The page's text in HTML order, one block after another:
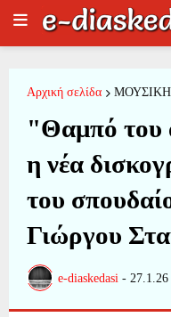
Αρχική σελίδα ΜΟΥΣΙΚΗ
"Θαμπό του
η νέα
του
Γιώργου
e-diaskedasi - 27.1.26